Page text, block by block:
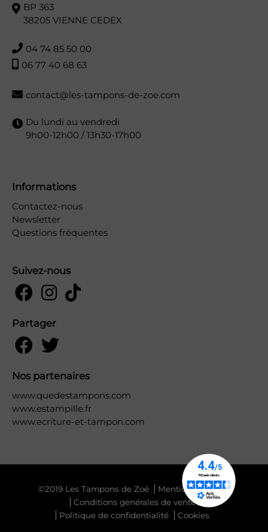
BP 363
38205 VIENNE CEDEX
04 74 85 50 00
06 77 40 68 63
contact@les-tampons-de-zoe.com
Du lundi au vendredi
9h00-12h00 / 13h30-17h00
Informations
Contactez-nous
Newsletter
Questions fréquentes
Suivez-nous
Partager
Nos partenaires
www.quedestampons.com
www.estampille.fr
www.ecriture-et-tampon.com
©2019 Les Tampons de Zoé
Mentions légales
Conditions générales de vente
Politique de confidentialité
Cookies